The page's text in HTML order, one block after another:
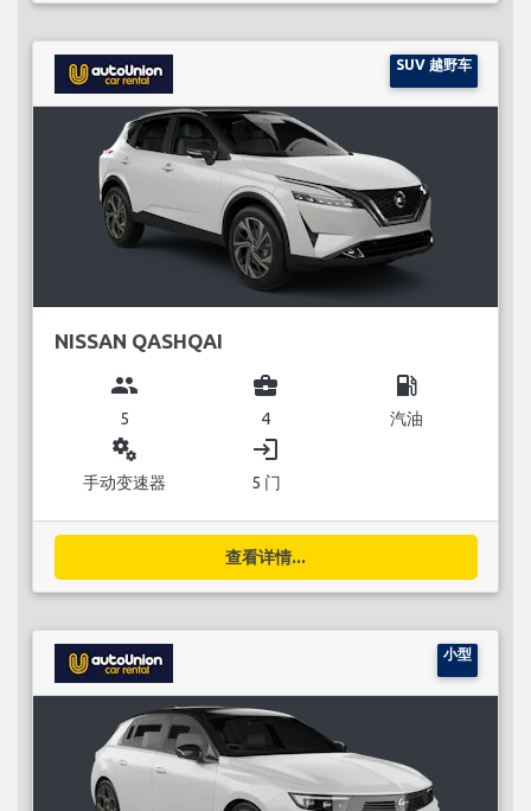
SUV 越野车
NISSAN QASHQAI
group
5
business_center
4
local_gas_station
汽油
miscellaneous_services
手动变速器
login
5 门
查看详情...
小型